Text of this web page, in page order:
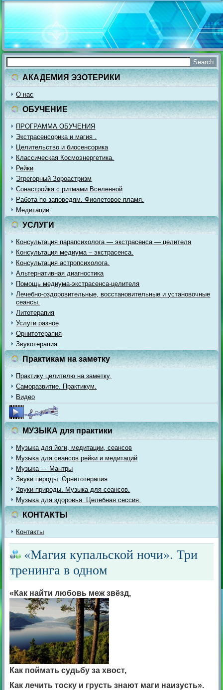
АКАДЕМИЯ ЭЗОТЕРИКИ
О нас
ОБУЧЕНИЕ
ПРОГРАММА ОБУЧЕНИЯ
Экстрасенсорика и магия .
Целительство и биосенсорика
Классическая Космоэнергетика.
Рейки
Эгрегорный Зороастризм
Сонастройка с ритмами Вселенной
Работа по заповедям. Фиолетовое пламя.
Медитации
УСЛУГИ
Консультация парапсихолога — экстрасенса — целителя
Консультация медиума – экстрасенса.
Консультация астропсихолога.
Альтернативная диагностика
Помощь медиума-экстрасенса-целителя
Лечебно-оздоровительные, восстановительные и установочные
сеансы.
Литотерапия
Услуги разное
Орнитотерапия
Звукотерапия
Практикам на заметку
Практику целителю на заметку.
Саморазвитие. Практикум.
Видео
МУЗЫКА для практики
Музыка для йоги, медитации, сеансов
Музыка для сеансов рейки и медитаций
Музыка — Мантры
Звуки пироды. Орнитотерапия
Звуки природы. Музыка для сеансов.
Музыка для здоровья. Целебная сессия.
КОНТАКТЫ
Контакты
«Магия купальской ночи». Три
тренинга в одном
«Как найти любовь меж звёзд,
Как поймать судьбу за хвост,
Как лечить тоску и грусть знают маги наизусть».